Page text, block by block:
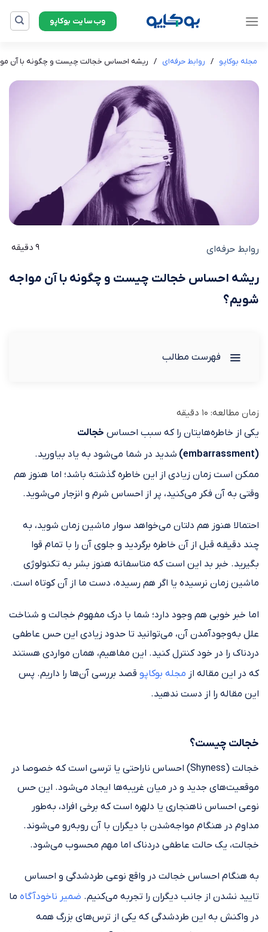
وب‌سایت بوکاپو
مجله بوکاپو / روابط حرفه‌ای / ریشه احساس خجالت چیست و چگونه با آن
روابط حرفه‌ای 9 دقیقه
ریشه احساس خجالت چیست و چگونه با آن مواجه
شویم؟
فهرست مطالب
زمان مطالعه: 10 دقیقه
یکی از خاطره‌هایتان را که سبب احساس خجالت
(embarrassment)
شدید در شما می‌شود به یاد بیاورید.
ممکن است زمان زیادی از این خاطره گذشته باشد؛ اما هنوز هم
وقتی به آن فکر می‌کنید، پر از احساس شرم و انزجار می‌شوید.
احتمالا هنوز هم دلتان می‌خواهد سوار ماشین زمان شوید، به
چند دقیقه قبل از آن خاطره برگردید و جلوی آن را با تمام قوا
بگیرید. خبر بد این است که متاسفانه هنوز بشر به تکنولوژی
ماشین زمان نرسیده یا اگر هم رسیده، دست ما از آن کوتاه است.
اما خبر خوبی هم وجود دارد؛ شما با درک مفهوم خجالت و شناخت
علل به‌وجودآمدن آن، می‌توانید تا حدود زیادی این حس عاطفی
دردناک را در خود کنترل کنید. این مفاهیم، همان مواردی هستند
که در این مقاله از مجله بوکاپو قصد بررسی آن‌ها را داریم. پس
این مقاله را از دست ندهید.
خجالت چیست؟
خجالت (Shyness) احساس ناراحتی یا ترسی است که خصوصا در
موقعیت‌های جدید و در میان غریبه‌ها ایجاد می‌شود. این حس
نوعی احساس ناهنجاری یا دلهره است که برخی افراد، به‌طور
مداوم در هنگام مواجه‌شدن با دیگران با آن رو‌به‌رو می‌شوند.
خجالت، یک حالت عاطفی دردناک اما مهم محسوب می‌شود.
به هنگام احساس خجالت در واقع نوعی طردشدگی و احساس
تایید نشدن از جانب دیگران را تجربه می‌کنیم. ضمیر ناخودآگاه ما
در واکنش به این طردشدگی که یکی از ترس‌های بزرگ همه